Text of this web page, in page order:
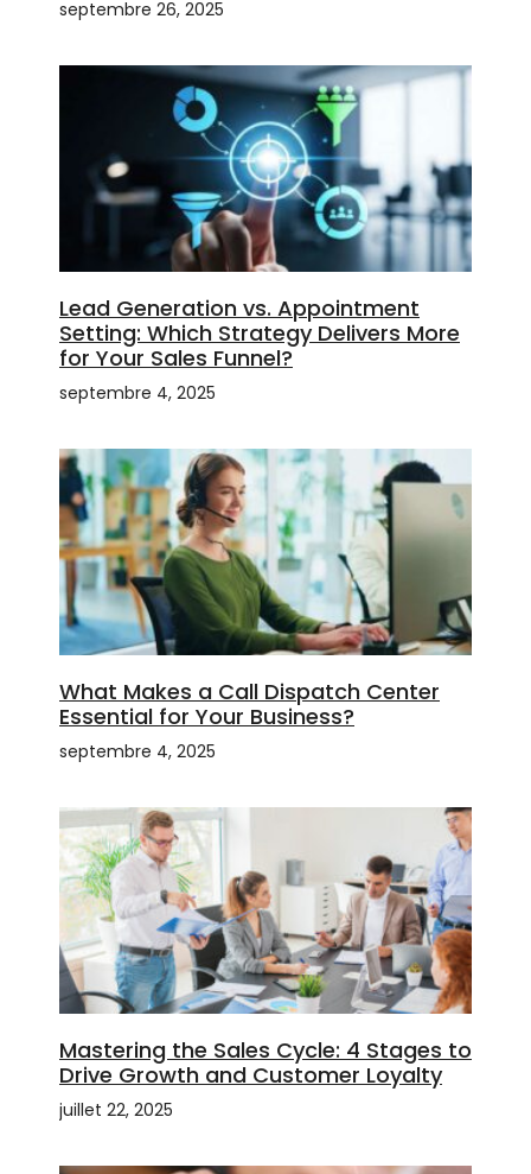
septembre 26, 2025
Lead Generation vs. Appointment
Setting: Which Strategy Delivers More
for Your Sales Funnel?
septembre 4, 2025
What Makes a Call Dispatch Center
Essential for Your Business?
septembre 4, 2025
Mastering the Sales Cycle: 4 Stages to
Drive Growth and Customer Loyalty
juillet 22, 2025